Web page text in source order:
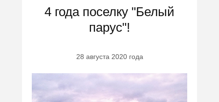
4 года поселку "Белый
парус"!
28 августа 2020 года